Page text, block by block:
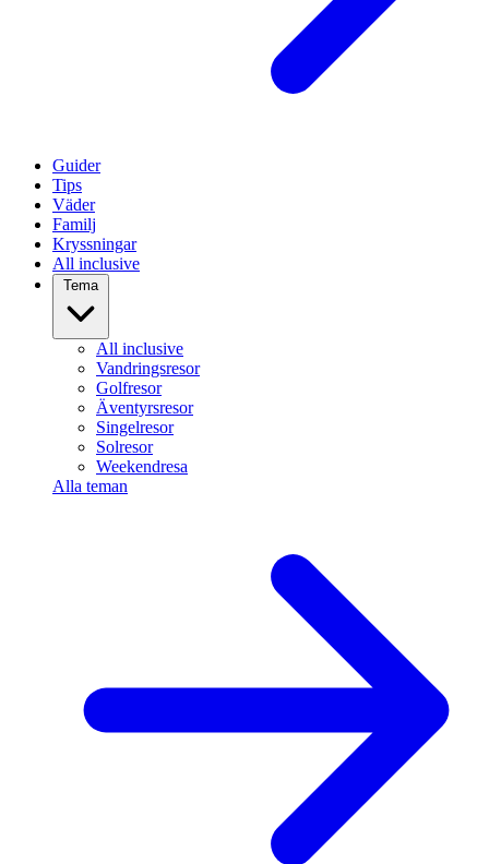
Guider
Tips
Väder
Familj
Kryssningar
All inclusive
Tema
All inclusive
Vandringsresor
Golfresor
Äventyrsresor
Singelresor
Solresor
Weekendresa
Alla teman